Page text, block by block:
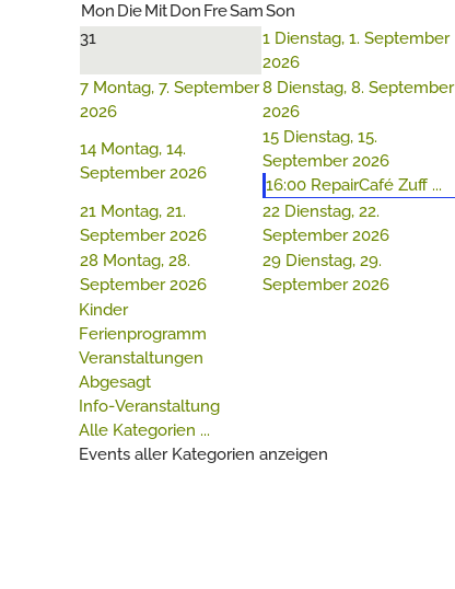
Mon DieMitDon FreSamSon
31
1 Dienstag, 1. September
2026
7 Montag, 7. September
2026
8 Dienstag, 8. September
2026
14 Montag, 14.
September 2026
15 Dienstag, 15.
September 2026
16:00 RepairCafé Zuff ...
21 Montag, 21.
September 2026
22 Dienstag, 22.
September 2026
28 Montag, 28.
September 2026
29 Dienstag, 29.
September 2026
Kinder
Ferienprogramm
Veranstaltungen
Abgesagt
Info-Veranstaltung
Alle Kategorien ...
Events aller Kategorien anzeigen